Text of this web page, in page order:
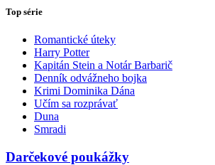
Top série
Romantické úteky
Harry Potter
Kapitán Stein a Notár Barbarič
Denník odvážneho bojka
Krimi Dominika Dána
Učím sa rozprávať
Duna
Smradi
Darčekové poukážky